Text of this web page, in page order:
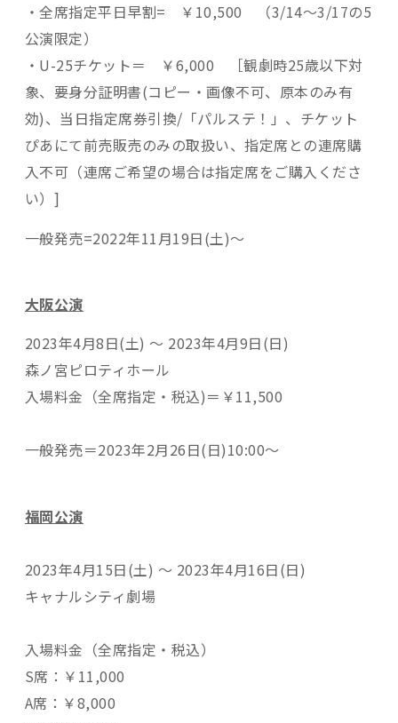
・全席指定平日早割= ￥10,500 （3/14～3/17の5
公演限定）
・U-25チケット＝ ￥6,000 ［観劇時25歳以下対
象、要身分証明書(コピー・画像不可、原本のみ有
効)、当日指定席券引換/「パルステ！」、チケット
ぴあにて前売販売のみの取扱い、指定席との連席購
入不可（連席ご希望の場合は指定席をご購入くださ
い）]
一般発売=2022年11月19日(土)～
大阪公演
2023年4月8日(土) ～ 2023年4月9日(日)
森ノ宮ピロティホール
入場料金（全席指定・税込)＝￥11,500
一般発売＝2023年2月26日(日)10:00～
福岡公演
2023年4月15日(土) ～ 2023年4月16日(日)
キャナルシティ劇場
入場料金（全席指定・税込）
S席：￥11,000
A席：￥8,000